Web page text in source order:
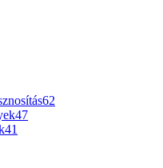
62
47
41